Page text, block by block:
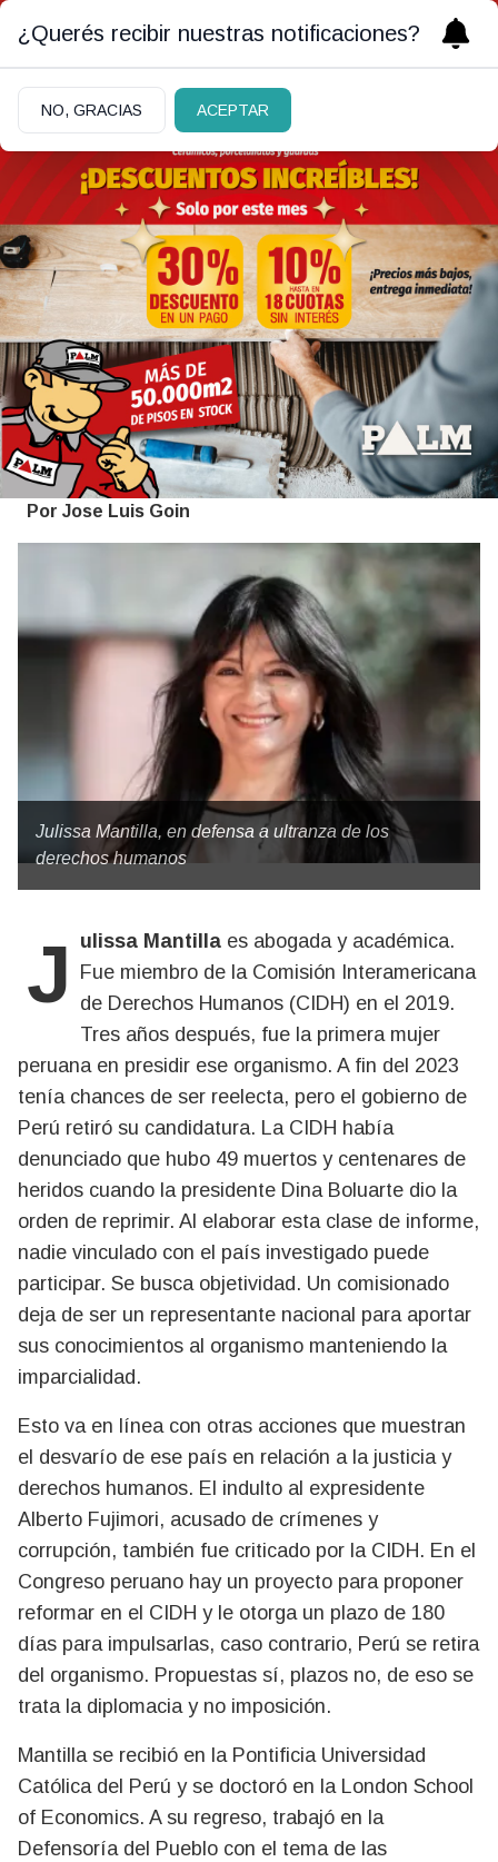
MUJERES QUE TRANSFORMAN | 31/01/2024
Julissa Mantilla, en defensa
a ultranza de los derechos
humanos
Por Jose Luis Goin
Julissa Mantilla, en defensa a ultranza de los
derechos humanos
Julissa Mantilla es abogada y académica.
Fue miembro de la Comisión Interamericana
de Derechos Humanos (CIDH) en el 2019.
Tres años después, fue la primera mujer
peruana en presidir ese organismo. A fin del 2023
tenía chances de ser reelecta, pero el gobierno de
Perú retiró su candidatura. La CIDH había
denunciado que hubo 49 muertos y centenares de
heridos cuando la presidente Dina Boluarte dio la
orden de reprimir. Al elaborar esta clase de informe,
nadie vinculado con el país investigado puede
participar. Se busca objetividad. Un comisionado
deja de ser un representante nacional para aportar
sus conocimientos al organismo manteniendo la
imparcialidad.
Esto va en línea con otras acciones que muestran
el desvarío de ese país en relación a la justicia y
derechos humanos. El indulto al expresidente
Alberto Fujimori, acusado de crímenes y
corrupción, también fue criticado por la CIDH. En el
Congreso peruano hay un proyecto para proponer
reformar en el CIDH y le otorga un plazo de 180
días para impulsarlas, caso contrario, Perú se retira
del organismo. Propuestas sí, plazos no, de eso se
trata la diplomacia y no imposición.
Mantilla se recibió en la Pontificia Universidad
Católica del Perú y se doctoró en la London School
of Economics. A su regreso, trabajó en la
Defensoría del Pueblo con el tema de las
¿Querés recibir nuestras notificaciones?
NO, GRACIAS ACEPTAR